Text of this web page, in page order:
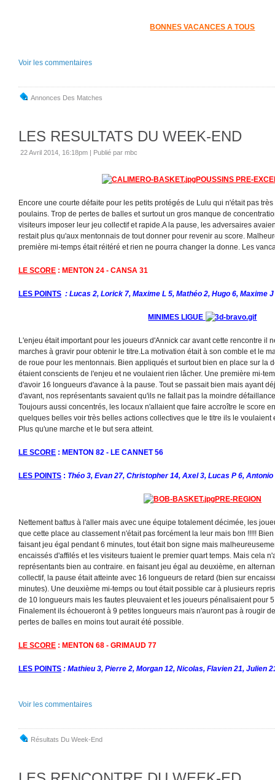
BONNES VACANCES A TOUS
Voir les commentaires
Annonces Des Matches
LES RESULTATS DU WEEK-END
22 Avril 2014, 16:18pm | Publié par mbc
POUSSINS PRE-
Encore une courte défaite pour les petits protégés de Lulu qui n'était pas
poulains. Trop de pertes de balles et surtout un gros manque de
visiteurs imposer leur jeu collectif et rapide.A la pause, les adversaires
restait plus qu'aux mentonnais de tout donner pour revenir au score.
première mi-temps était réitéré et rien ne pourra changer la donne. Les
LE SCORE : MENTON 24 - CANSA 31
LES POINTS : Lucas 2, Lorick 7, Maxime L 5, Mathéo 2, Hugo 6, Maxime
MINIMES LIGUE
L'enjeu était important pour les joueurs d'Annick car avant cette rencontre il
marches à gravir pour obtenir le titre.La motivation était à son comble et le
de roue pour les mentonnais. Bien appliqués et surtout bien en place sur la
étaient conscients de l'enjeu et ne voulaient rien lâcher. Une première mi-
d'avoir 16 longueurs d'avance à la pause. Tout se passait bien mais ayant
d'avant, nos représentants savaient qu'ils ne fallait pas la moindre
Toujours aussi concentrés, les locaux n'allaient que faire accroître le score
quelques belles voir très belles actions collectives que le titre ils le voulaient
Plus qu'une marche et le but sera atteint.
LE SCORE : MENTON 82 - LE CANNET 56
LES POINTS : Théo 3, Evan 27, Christopher 14, Axel 3, Lucas P 6,
PRE-REGION
Nettement battus à l'aller mais avec une équipe totalement décimée, les
que cette place au classement n'était pas forcément la leur mais bon !!!!!
faisant jeu égal pendant 6 minutes, tout était bon signe mais
encaissés d'affilés et les visiteurs tuaient le premier quart temps. Mais cela
représentants bien au contraire. en faisant jeu égal au deuxième, en
collectif, la pause était atteinte avec 16 longueurs de retard (bien sur
minutes). Une deuxième mi-temps ou tout était possible car à plusieurs
de 10 longueurs mais les fautes pleuvaient et les joueurs pénalisaient pour
Finalement ils échoueront à 9 petites longueurs mais n'auront pas à rougir
pertes de balles en moins tout aurait été possible.
LE SCORE : MENTON 68 - GRIMAUD 77
LES POINTS : Mathieu 3, Pierre 2, Morgan 12, Nicolas, Flavien 21, Julien
Voir les commentaires
Résultats Du Week-End